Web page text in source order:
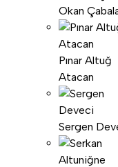
Okan
Pınar Altuğ
Atacan
Sergen